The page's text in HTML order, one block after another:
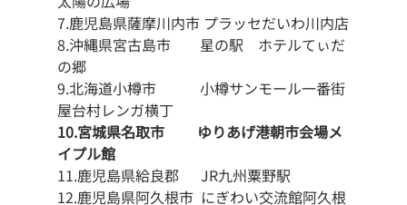
7.鹿児島県薩摩川内市 プラッセだいわ川内店
8.沖縄県宮古島市　    星の駅　ホテルてぃだ
の郷
9.北海道小樽市　　    小樽サンモール一番街
屋台村レンガ横丁
10.宮城県名取市　     ゆりあげ港朝市会場メ
イプル館
11.鹿児島県給良郡　  JR九州粟野駅
12.鹿児島県阿久根市  にぎわい交流館阿久根